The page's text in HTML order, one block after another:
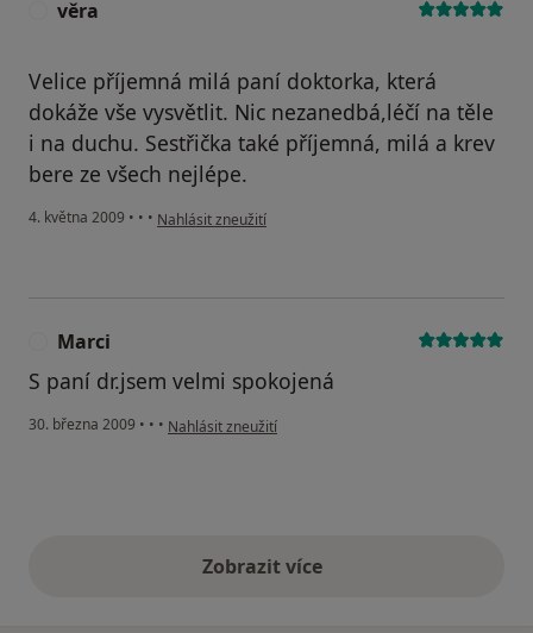
věra
Velice příjemná milá paní doktorka, která
dokáže vše vysvětlit. Nic nezanedbá,léčí na těle
i na duchu. Sestřička také příjemná, milá a krev
bere ze všech nejlépe.
4. května 2009 • • • podle názoru uživatele věra
Nahlásit zneužití
Marci
S paní dr.jsem velmi spokojená
30. března 2009 • • • podle názoru uživatele Marci
Nahlásit zneužití
Zobrazit vícevýše uvedené názory